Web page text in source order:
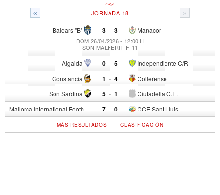
« »
JORNADA 18
Balears "B" 3 - Manacor
3
DOM 26/04/2026 - 12:00 H
SON MALFERIT F-11
Algaida 0 - Independiente C/R
5
Constancia 1 - Collerense
4
Son Sardina 5 - Ciutadella C.E.
1
Mallorca International Football Club del S.p. 7 - CCE Sant Lluis
0
MÁS RESULTADOS -CLASIFICACIÓN